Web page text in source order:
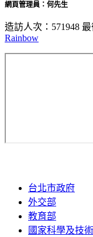
網頁管理員：何先生
造訪人次：571948
Rainbow
台北市政府
外交部
教育部
國家科學及技